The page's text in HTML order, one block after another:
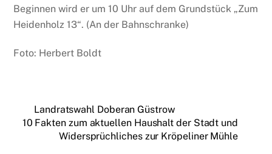
Beginnen wird er um 10 Uhr auf dem Grundstück „Zum
Heidenholz 13“. (An der Bahnschranke)
Foto: Herbert Boldt
Landratswahl Doberan Güstrow
10 Fakten zum aktuellen Haushalt der Stadt und
Widersprüchliches zur Kröpeliner Mühle